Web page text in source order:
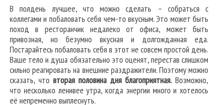
В полдень лучшее, что можно сделать – собраться с
коллегами и побаловать себя чем-то вкусным. Это может быть
поход в ресторанчик недалеко от офиса, может быть
привозная, но безумно вкусная и долгожданная еда.
Постарайтесь побаловать себя в этот не совсем простой день.
Ваше тело и душа обязательно это оценят, перестав слишком
сильно реагировать на внешние раздражители. Поэтому можно
сказать, что вторая половина дня благоприятная. Возможно,
что несколько ленивее утра, когда энергии много и хотелось
её непременно выплеснуть.